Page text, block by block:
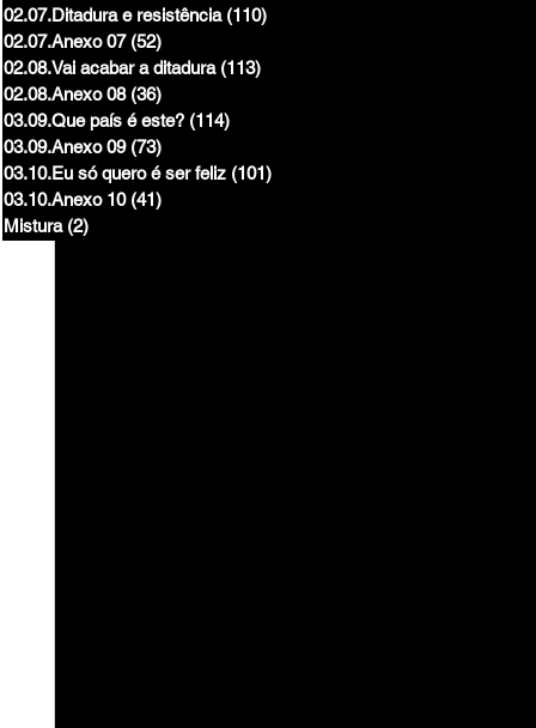
02.07.Ditadura e resistência (110)
02.07.Anexo 07 (52)
02.08.Vai acabar a ditadura (113)
02.08.Anexo 08 (36)
03.09.Que país é este? (114)
03.09.Anexo 09 (73)
03.10.Eu só quero é ser feliz (101)
03.10.Anexo 10 (41)
Mistura (2)